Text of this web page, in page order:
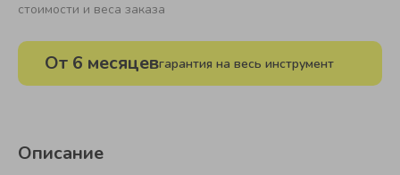
стоимости и веса заказа
От 6 месяцевгарантия на весь инструмент
Описание